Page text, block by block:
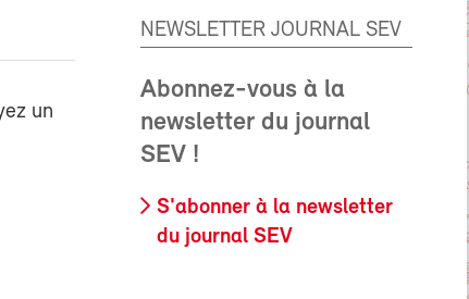
un
NEWSLETTER JOURNAL SEV
Abonnez-vous à la
newsletter du journal
SEV !
S'abonner à la newsletter
du journal SEV